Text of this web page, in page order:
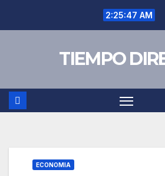
2:25:48 AM
TIEMPO
ECONOMIA